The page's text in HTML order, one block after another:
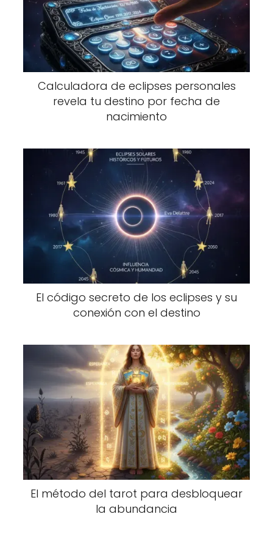
Calculadora de eclipses personales
revela tu destino por fecha de
nacimiento
El código secreto de los eclipses y su
conexión con el destino
El método del tarot para desbloquear
la abundancia